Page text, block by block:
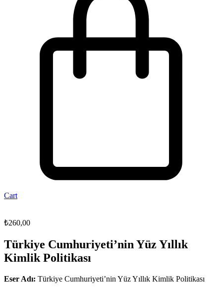
Cart
₺260,00
Türkiye Cumhuriyeti’nin Yüz Yıllık
Kimlik Politikası
Eser Adı: Türkiye Cumhuriyeti’nin Yüz Yıllık Kimlik Politikası